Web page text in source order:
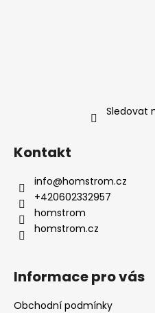
Sledovat
Kontakt
info@homstrom.cz
+420602332957
homstrom
homstrom.cz
Informace pro vás
Obchodní podmínky